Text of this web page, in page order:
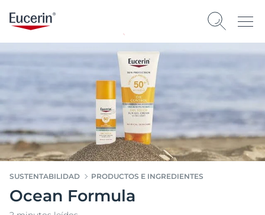
SUSTENTABILIDAD PRODUCTOS E INGREDIENTES
Ocean Formula